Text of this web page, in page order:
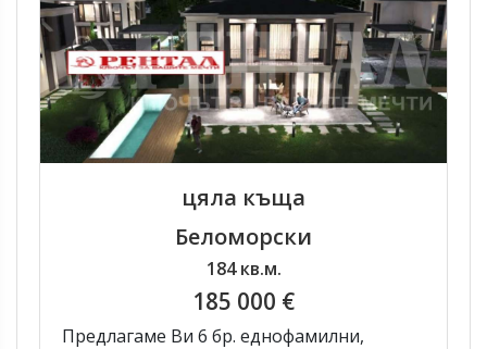
цяла къща
Беломорски
184 кв.м.
185 000 €
Предлагаме Ви 6 бр. еднофамилни,